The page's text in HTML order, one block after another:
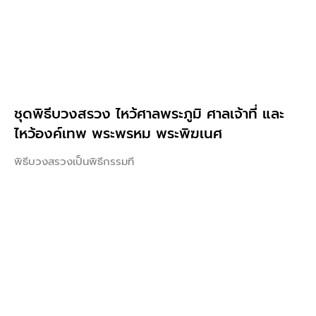
ชุดพิธีบวงสรวง ไหว้ศาลพระภูมิ ศาลเจ้าที่ และ
ไหว้องค์เทพ พระพรหม พระพิฆเนศ
พิธีบวงสรวงเป็นพิธีกรรมที